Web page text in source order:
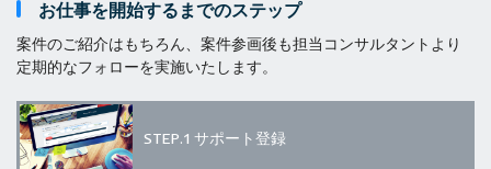
お仕事を開始するまでのステップ
案件のご紹介はもちろん、案件参画後も担当コンサルタントより
定期的なフォローを実施いたします。
STEP.1 サポート登録